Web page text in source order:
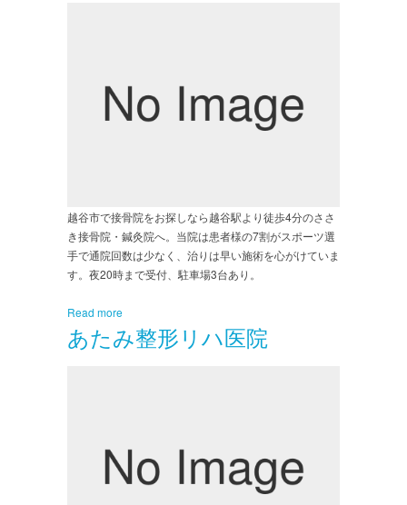
越谷市で接骨院をお探しなら越谷駅より徒歩4分のささ
き接骨院・鍼灸院へ。当院は患者様の7割がスポーツ選
手で通院回数は少なく、治りは早い施術を心がけていま
す。夜20時まで受付、駐車場3台あり。
Read more
あたみ整形リハ医院